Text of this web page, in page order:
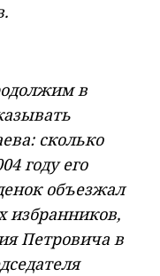
в
сколько
году его
объезжал
избранников,
Петровича в